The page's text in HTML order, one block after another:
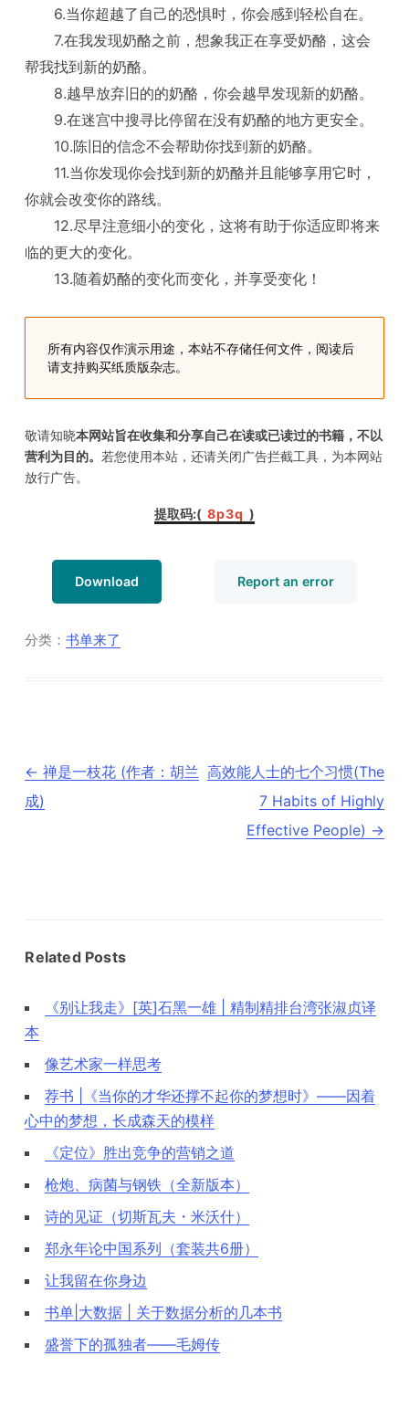
6.当你超越了自己的恐惧时，你会感到轻松自在。
7.在我发现奶酪之前，想象我正在享受奶酪，这会
帮我找到新的奶酪。
8.越早放弃旧的的奶酪，你会越早发现新的奶酪。
9.在迷宫中搜寻比停留在没有奶酪的地方更安全。
10.陈旧的信念不会帮助你找到新的奶酪。
11.当你发现你会找到新的奶酪并且能够享用它时，
你就会改变你的路线。
12.尽早注意细小的变化，这将有助于你适应即将来
临的更大的变化。
13.随着奶酪的变化而变化，并享受变化！
所有内容仅作演示用途，本站不存储任何文件，阅读后
请支持购买纸质版杂志。
敬请知晓本网站旨在收集和分享自己在读或已读过的书籍，不以
营利为目的。若您使用本站，还请关闭广告拦截工具，为本网站
放行广告。
提取码:( 8p3q )
Download Report an error
分类：书单来了
文
章
导
← 禅是一枝花 (作者：胡兰
成)
高效能人士的七个习惯(The
7 Habits of Highly
Effective People) →
Related Posts
《别让我走》[英]石黑一雄 | 精制精排台湾张淑贞译
本
像艺术家一样思考
荐书 |《当你的才华还撑不起你的梦想时》——因着
心中的梦想，长成森天的模样
《定位》胜出竞争的营销之道
枪炮、病菌与钢铁（全新版本）
诗的见证（切斯瓦夫・米沃什）
郑永年论中国系列（套装共6册）
让我留在你身边
书单|大数据 | 关于数据分析的几本书
盛誉下的孤独者——毛姆传